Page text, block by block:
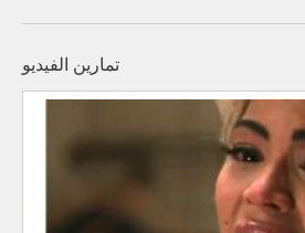
تمارين الفيديو